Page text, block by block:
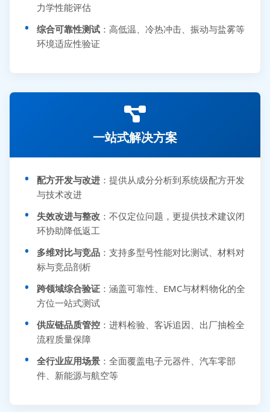
力学性能评估
综合可靠性测试 ：高低温、冷热冲击、振动与盐雾等
环境适应性验证
一站式解决方案
配方开发与改进 ：提供从成分分析到系统级配方开发
与技术改进
失效改进与整改 ：不仅定位问题，更提供技术建议闭
环协助降低返工
多维对比与竞品 ：支持多型号性能对比测试、材料对
标与竞品剖析
跨领域综合验证 ：涵盖可靠性、EMC与材料物化的全
方位一站式测试
供应链品质管控 ：进料检验、客诉追因、出厂抽检全
流程质量保障
全行业应用场景 ：全面覆盖电子元器件、汽车零部
件、新能源与航空等